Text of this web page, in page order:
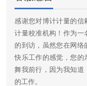
感谢您对博计计量的
计量校准机构！作为一
的到访，虽然您在网
快乐工作的感觉，您的
舞我前行，因为我知道
的工作。